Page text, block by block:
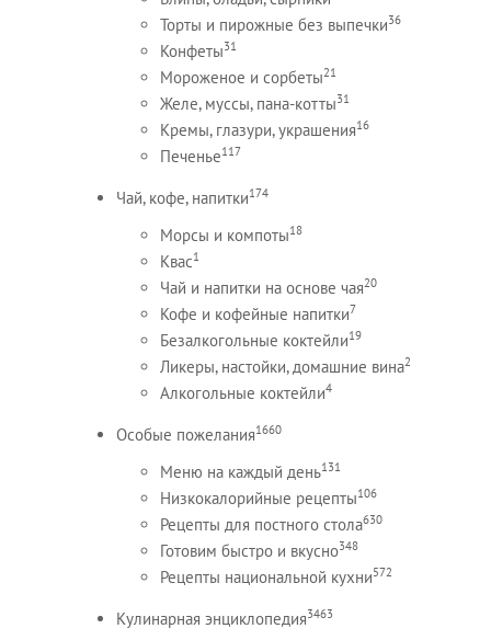
Торты и пирожные без выпечки36
Конфеты31
Мороженое и сорбеты21
Желе, муссы, пана-котты31
Кремы, глазури, украшения16
Печенье117
Чай, кофе, напитки174
Морсы и компоты18
Квас1
Чай и напитки на основе чая20
Кофе и кофейные напитки7
Безалкогольные коктейли19
Ликеры, настойки, домашние вина2
Алкогольные коктейли4
Особые пожелания1660
Меню на каждый день131
Низкокалорийные рецепты106
Рецепты для постного стола630
Готовим быстро и вкусно348
Рецепты национальной кухни572
Кулинарная энциклопедия3463